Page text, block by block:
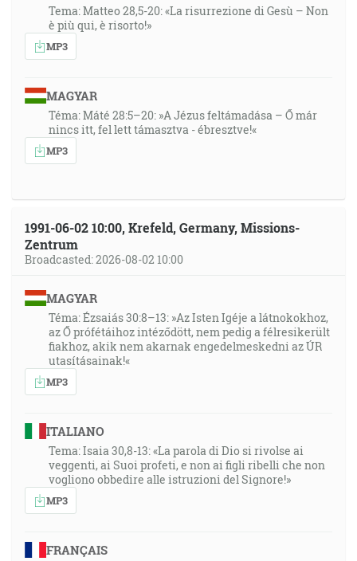
Tema: Matteo 28,5-20: «La risurrezione di Gesù – Non
è più qui, è risorto!»
MP3
MAGYAR
Téma: Máté 28:5–20: »A Jézus feltámadása – Ő már
nincs itt, fel lett támasztva - ébresztve!«
MP3
1991-06-02 10:00, Krefeld, Germany, Missions-
Zentrum
Broadcasted: 2026-08-02 10:00
MAGYAR
Téma: Ézsaiás 30:8–13: »Az Isten Igéje a látnokokhoz,
az Ő prófétáihoz intéződött, nem pedig a félresikerült
fiakhoz, akik nem akarnak engedelmeskedni az ÚR
utasításainak!«
MP3
ITALIANO
Tema: Isaia 30,8-13: «La parola di Dio si rivolse ai
veggenti, ai Suoi profeti, e non ai figli ribelli che non
vogliono obbedire alle istruzioni del Signore!»
MP3
FRANÇAIS